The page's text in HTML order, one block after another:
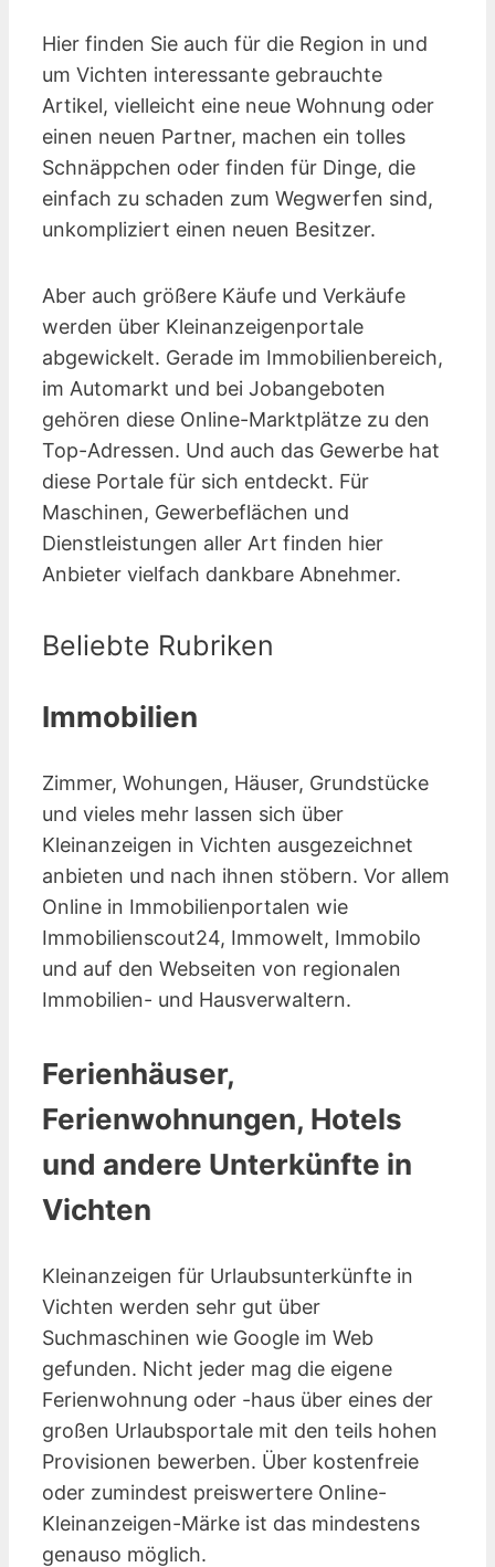
Hier finden Sie auch für die Region in und
um Vichten interessante gebrauchte
Artikel, vielleicht eine neue Wohnung oder
einen neuen Partner, machen ein tolles
Schnäppchen oder finden für Dinge, die
einfach zu schaden zum Wegwerfen sind,
unkompliziert einen neuen Besitzer.
Aber auch größere Käufe und Verkäufe
werden über Kleinanzeigen­portale
abgewickelt. Gerade im Immobilienbereich,
im Automarkt und bei Jobangeboten
gehören diese Online-Marktplätze zu den
Top-Adressen. Und auch das Gewerbe hat
diese Portale für sich entdeckt. Für
Maschinen, Gewerbeflächen und
Dienstleistungen aller Art finden hier
Anbieter vielfach dankbare Abnehmer.
Beliebte Rubriken
Immobilien
Zimmer, Wohungen, Häuser, Grundstücke
und vieles mehr lassen sich über
Kleinanzeigen in Vichten ausgezeichnet
anbieten und nach ihnen stöbern. Vor allem
Online in Immobilienportalen wie
Immobilienscout24, Immowelt, Immobilo
und auf den Webseiten von regionalen
Immobilien- und Hausverwaltern.
Ferienhäuser,
Ferienwohnungen, Hotels
und andere Unterkünfte in
Vichten
Kleinanzeigen für Urlaubsunterkünfte in
Vichten werden sehr gut über
Suchmaschinen wie Google im Web
gefunden. Nicht jeder mag die eigene
Ferienwohnung oder -haus über eines der
großen Urlaubsportale mit den teils hohen
Provisionen bewerben. Über kostenfreie
oder zumindest preiswertere Online-
Kleinanzeigen-Märke ist das mindestens
genauso möglich.